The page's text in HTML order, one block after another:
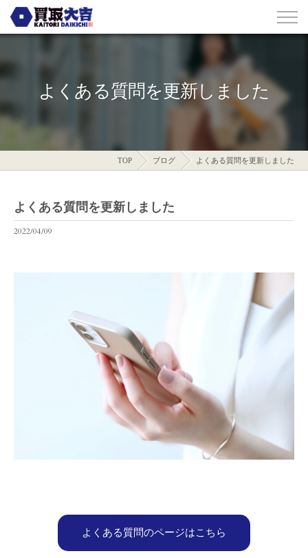
よくある質問を更新しました
TOP ブログ よくある質問を更新しました
よくある質問を更新しました
2022/04/09
よくある質問のページはこちら